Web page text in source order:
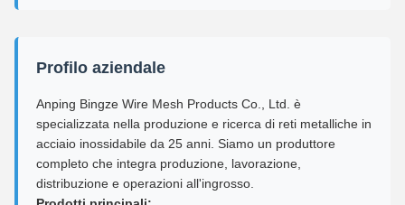
Profilo aziendale
Anping Bingze Wire Mesh Products Co., Ltd. è
specializzata nella produzione e ricerca di reti metalliche in
acciaio inossidabile da 25 anni. Siamo un produttore
completo che integra produzione, lavorazione,
distribuzione e operazioni all'ingrosso.